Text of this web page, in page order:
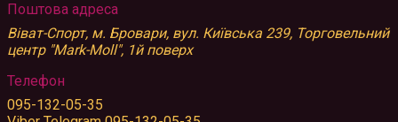
Поштова адреса
Віват-Спорт, м. Бровари, вул. Київська 239, Торговельний
центр "Mark-Moll", 1й поверх
Телефон
095-132-05-35